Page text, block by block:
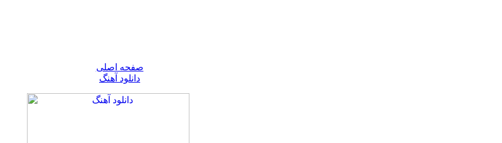
صفحه اصلی
دانلود آهنگ